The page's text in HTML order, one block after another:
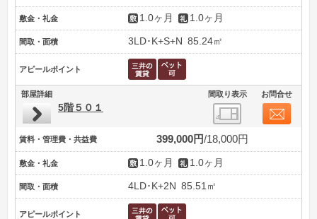
敷金・礼金 1.0ヶ月 1.0ヶ月
間取・面積 3LD･K+S+N 85.24㎡
アピールポイント
部屋詳細 間取り表示 お問合せ
5階５０１
賃料・管理費・共益費 399,000円 18,000円
敷金・礼金 1.0ヶ月 1.0ヶ月
間取・面積 4LD･K+2N 85.51㎡
アピールポイント